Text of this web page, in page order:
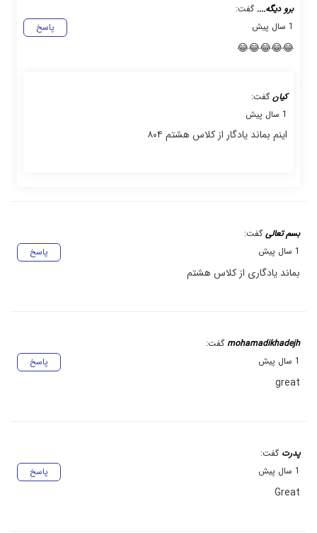
برو دیگه.... گفت:
پاسخ
1 سال پیش
😂😂😂😂😂
کیان گفت:
1 سال پیش
اینم بماند یادگار از کلاس هشتم ۸۰۴
بسم تعالی گفت:
پاسخ
1 سال پیش
بماند یادگاری از کلاس هشتم
mohamadikhadejh گفت:
پاسخ
1 سال پیش
great
پدرت گفت:
پاسخ
1 سال پیش
Great